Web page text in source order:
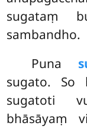
sugataṃ
sambandho.
Puna
sugato. So
sugatoti
bhāsāyaṃ